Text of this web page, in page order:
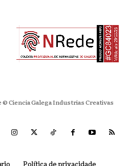
© Ciencia Galega Industrias Creativas